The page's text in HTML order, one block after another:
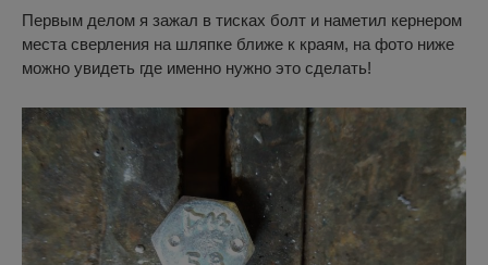
Первым делом я зажал в тисках болт и наметил кернером
места сверления на шляпке ближе к краям, на фото ниже
можно увидеть где именно нужно это сделать!